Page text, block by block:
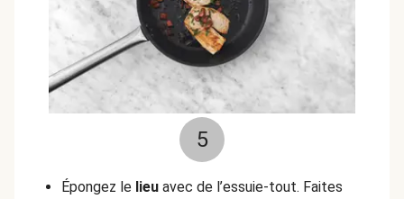
5
Épongez le lieu avec de l’essuie-tout. Faites